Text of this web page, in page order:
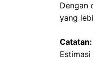
Dengan
yang
Catatan: